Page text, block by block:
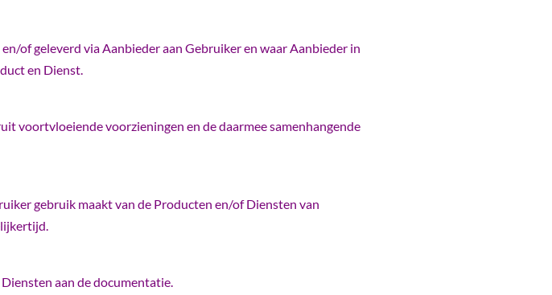
of geleverd via Aanbieder aan Gebruiker en waar Aanbieder in
en Dienst.
voortvloeiende voorzieningen en de daarmee samenhangende
gebruik maakt van de Producten en/of Diensten van
aan de documentatie.